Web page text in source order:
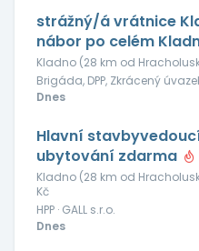
strážný/á vrátnice
nábor po celém
Kladno (28 km od
Brigáda, DPP, Zkrácený
Dnes
Hlavní
ubytování zdarma
Kladno (28 km od
Kč
HPP · GALL s.r.o.
Dnes